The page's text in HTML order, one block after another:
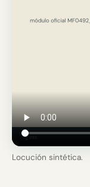
Locución sintética.